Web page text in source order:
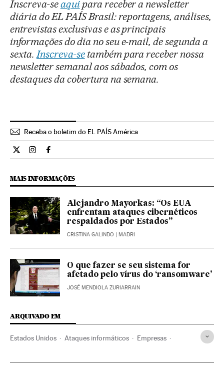
Inscreva-seaquipara receber a newsletter
diária do EL PAÍS Brasil: reportagens, análises,
entrevistas exclusivas e as principais
informações do dia no seu e-mail, de segunda a
sexta. Inscreva-setambém para receber nossa
newsletter semanal aos sábados, com os
destaques da cobertura na semana.
Receba o boletim do EL PAÍS América
Internacional El País Brasil en Twitter
Internacional El País Brasil en Instagram
Internacional El País Brasil en Facebook
MAIS INFORMAÇÕES
Alejandro Mayorkas: “Os EUA
enfrentam ataques cibernéticos
respaldados por Estados”
CRISTINA GALINDO | MADRI
O que fazer se seu sistema for
afetado pelo vírus do ‘ransomware’
JOSÉ MENDIOLA ZURIARRAIN
ARQUIVADO EM
Estados Unidos Ataques informáticos Empresas